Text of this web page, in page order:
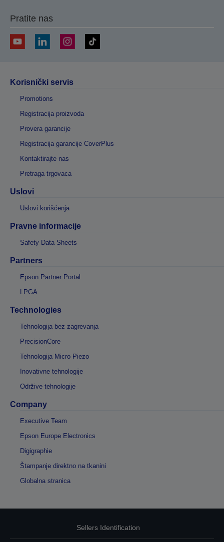
Pratite nas
Korisnički servis
Promotions
Registracija proizvoda
Provera garancije
Registracija garancije CoverPlus
Kontaktirajte nas
Pretraga trgovaca
Uslovi
Uslovi korišćenja
Pravne informacije
Safety Data Sheets
Partners
Epson Partner Portal
LPGA
Technologies
Tehnologija bez zagrevanja
PrecisionCore
Tehnologija Micro Piezo
Inovativne tehnologije
Održive tehnologije
Company
Executive Team
Epson Europe Electronics
Digigraphie
Štampanje direktno na tkanini
Globalna stranica
Sellers Identification